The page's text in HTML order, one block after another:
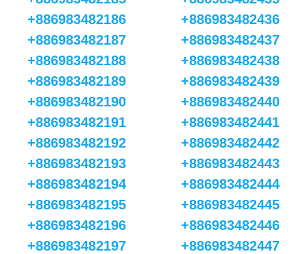
+886983482186
+886983482187
+886983482188
+886983482189
+886983482190
+886983482191
+886983482192
+886983482193
+886983482194
+886983482195
+886983482196
+886983482197
+886983482436
+886983482437
+886983482438
+886983482439
+886983482440
+886983482441
+886983482442
+886983482443
+886983482444
+886983482445
+886983482446
+886983482447